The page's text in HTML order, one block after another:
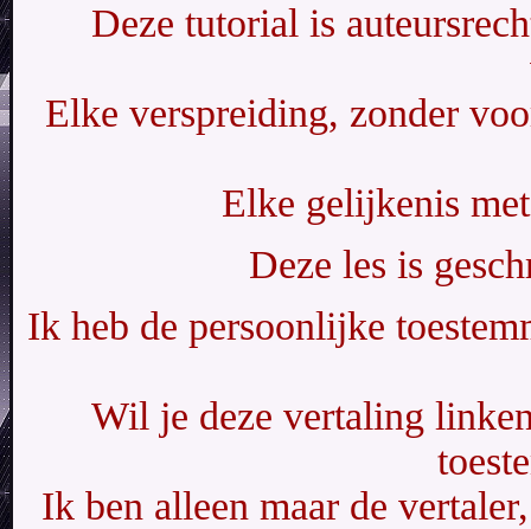
Deze tutorial is
Elke verspreiding, zonder
Elke gelijkenis
Deze les is
Ik heb de persoonlijke
Wil je deze vertaling
Ik ben alleen maar de